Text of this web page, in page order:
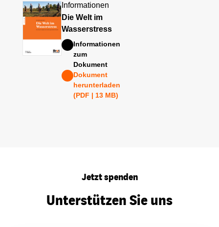
Informationen
Die Welt im
Wasserstress
Informationen
zum
Dokument
Dokument
herunterladen
(PDF | 13 MB)
Jetzt spenden
Unterstützen Sie uns